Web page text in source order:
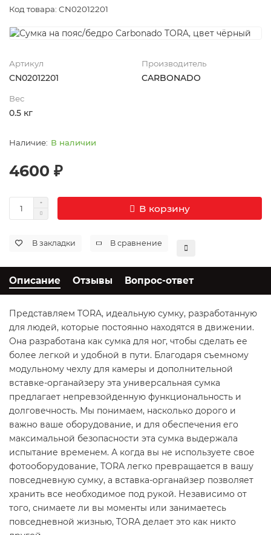
Код товара: CN02012201
Артикул
CN02012201
Производитель
CARBONADO
Вес
0.5 кг
В наличии
4600 ₽
В корзину
В закладки В сравнение
Описание Отзывы Вопрос-ответ
Представляем TORA, идеальную сумку, разработанную
для людей, которые постоянно находятся в движении.
Она разработана как сумка для ног, чтобы сделать ее
более легкой и удобной в пути. Благодаря съемному
модульному чехлу для камеры и дополнительной
вставке-органайзеру эта универсальная сумка
предлагает непревзойденную функциональность и
долговечность. Мы понимаем, насколько дорого и
важно ваше оборудование, и для обеспечения его
максимальной безопасности эта сумка выдержала
испытание временем. А когда вы не используете свое
фотооборудование, TORA легко превращается в вашу
повседневную сумку, а вставка-органайзер позволяет
хранить все необходимое под рукой. Независимо от
того, снимаете ли вы моменты или занимаетесь
повседневной жизнью, TORA делает это как никто